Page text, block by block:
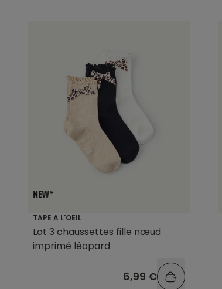
TAPE A L'OEIL
Lot 3 chaussettes fille nœud
imprimé léopard
6,99 €